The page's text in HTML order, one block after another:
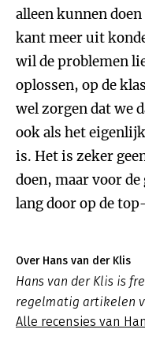
alleen kunnen
kant meer uit
wil de problemen
oplossen, op de
wel zorgen dat we
ook als het
is. Het is zeker
doen, maar voor
lang door op de
Over Hans van der Klis
Hans van der Klis is
regelmatig artikelen
Alle recensies van